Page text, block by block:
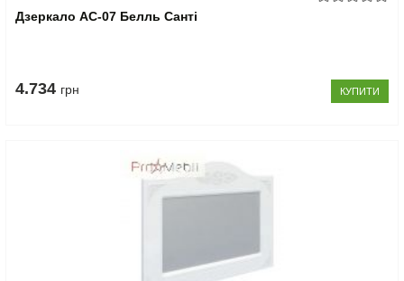
Дзеркало АС-07 Белль Санті
4.734 грн КУПИТИ